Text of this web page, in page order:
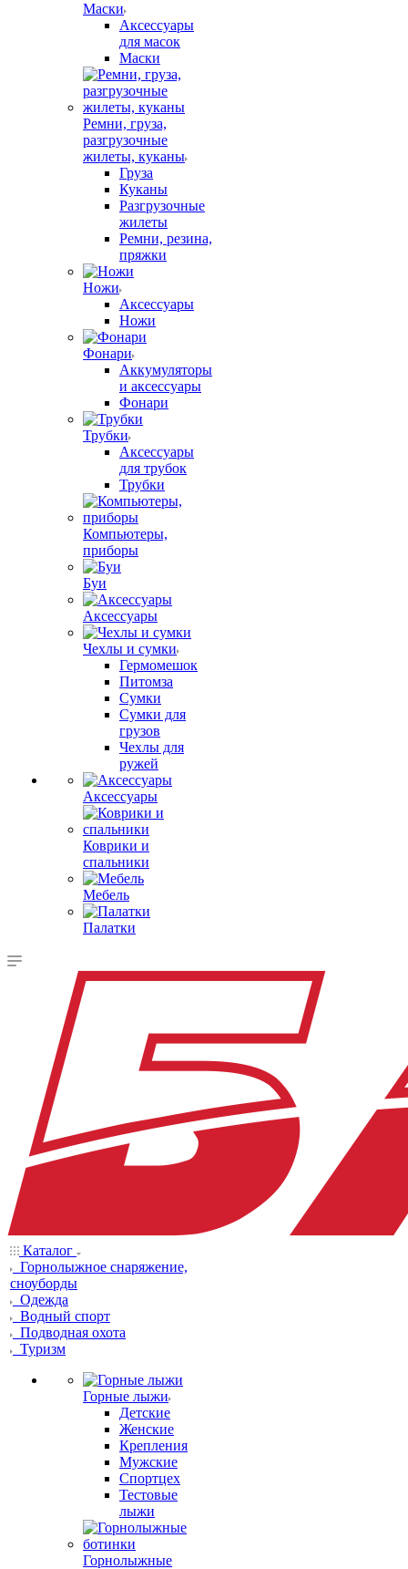
Маски
Аксессуары
для масок
Маски
Ремни, груза,
разгрузочные
жилеты, куканы
Груза
Куканы
Разгрузочные
жилеты
Ремни, резина,
пряжки
Ножи
Аксессуары
Ножи
Фонари
Аккумуляторы
и аксессуары
Фонари
Трубки
Аксессуары
для трубок
Трубки
Компьютеры,
приборы
Буи
Аксессуары
Чехлы и сумки
Гермомешок
Питомза
Сумки
Сумки для
грузов
Чехлы для
ружей
Аксессуары
Коврики и
спальники
Мебель
Палатки
Каталог
Горнолыжное снаряжение,
сноуборды
Одежда
Водный спорт
Подводная охота
Туризм
Горные лыжи
Детские
Женские
Крепления
Мужские
Спортцех
Тестовые
лыжи
Горнолыжные